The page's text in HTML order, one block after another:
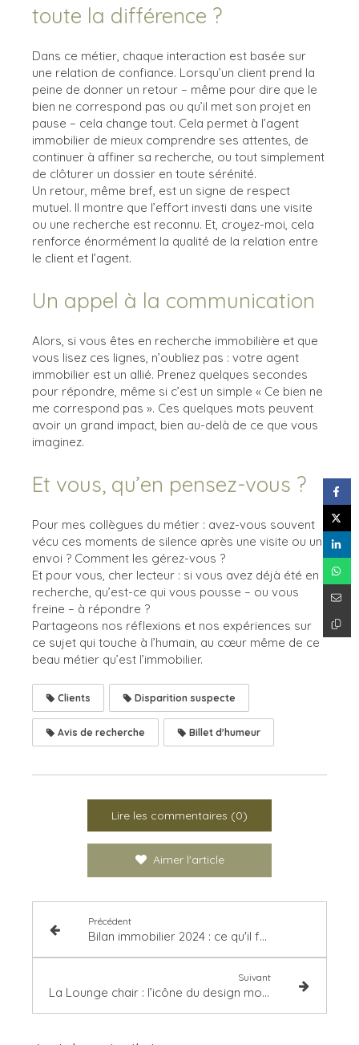
toute la différence ?
Dans ce métier, chaque interaction est basée sur
une relation de confiance. Lorsqu’un client prend la
peine de donner un retour – même pour dire que le
bien ne correspond pas ou qu’il met son projet en
pause – cela change tout. Cela permet à l’agent
immobilier de mieux comprendre ses attentes, de
continuer à affiner sa recherche, ou tout simplement
de clôturer un dossier en toute sérénité.
Un retour, même bref, est un signe de respect
mutuel. Il montre que l’effort investi dans une visite
ou une recherche est reconnu. Et, croyez-moi, cela
renforce énormément la qualité de la relation entre
le client et l’agent.
Un appel à la communication
Alors, si vous êtes en recherche immobilière et que
vous lisez ces lignes, n’oubliez pas : votre agent
immobilier est un allié. Prenez quelques secondes
pour répondre, même si c’est un simple « Ce bien ne
me correspond pas ». Ces quelques mots peuvent
avoir un grand impact, bien au-delà de ce que vous
imaginez.
Et vous, qu’en pensez-vous ?
Pour mes collègues du métier : avez-vous souvent
vécu ces moments de silence après une visite ou un
envoi ? Comment les gérez-vous ?
Et pour vous, cher lecteur : si vous avez déjà été en
recherche, qu’est-ce qui vous pousse – ou vous
freine – à répondre ?
Partageons nos réflexions et nos expériences sur
ce sujet qui touche à l’humain, au cœur même de ce
beau métier qu’est l’immobilier.
Clients Disparition suspecte
Avis de recherche Billet d'humeur
Lire les commentaires (0)
Aimer l'article
Précédent
Bilan immobilier 2024 : ce qu'il faut retenir pour préparer 2025
Suivant
La Lounge chair : l’icône du design moderne qui traverse les époques